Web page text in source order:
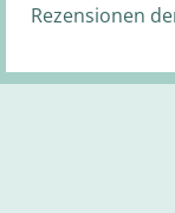
Rezensionen